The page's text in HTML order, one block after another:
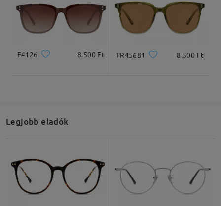
F4126 8.500 Ft TR45681 8.500 Ft
Legjobb eladók